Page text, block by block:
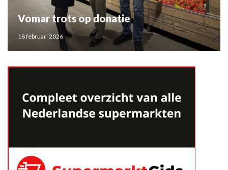
Vomar trots op donatie
18 februari 2026